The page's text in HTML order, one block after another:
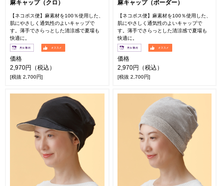
麻キャップ（クロ）
【ネコポス便】麻素材を100％使用した、
肌にやさしく通気性のよいキャップで
す。薄手でさらっとした清涼感で夏場も
快適に。
価格
2,970円（税込）
[税抜 2,700円]
麻キャップ（ボーダー）
【ネコポス便】麻素材を100％使用した、
肌にやさしく通気性のよいキャップで
す。薄手でさらっとした清涼感で夏場も
快適に。
価格
2,970円（税込）
[税抜 2,700円]